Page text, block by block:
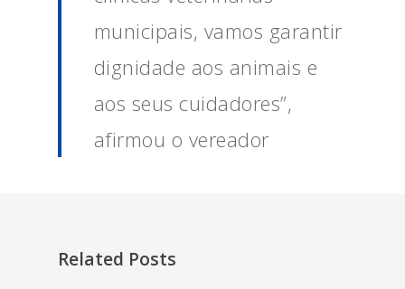
municipais, vamos garantir
dignidade aos animais e
aos seus cuidadores”,
afirmou o vereador
Related Posts